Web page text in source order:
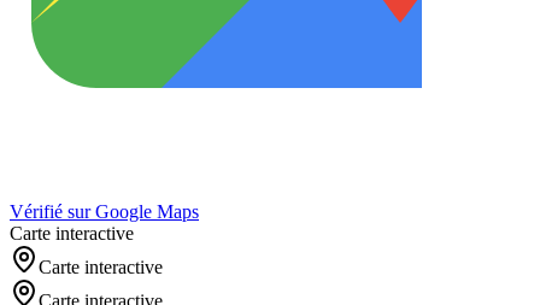
Vérifié sur Google Maps
Carte interactive
Carte interactive
Carte interactive